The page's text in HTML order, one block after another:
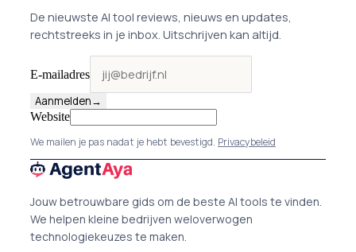
De nieuwste AI tool reviews, nieuws en updates,
rechtstreeks in je inbox. Uitschrijven kan altijd.
E-mailadres
Aanmelden→
Website
We mailen je pas nadat je hebt bevestigd. Privacybeleid
Jouw betrouwbare gids om de beste AI tools te vinden.
We helpen kleine bedrijven weloverwogen
technologiekeuzes te maken.